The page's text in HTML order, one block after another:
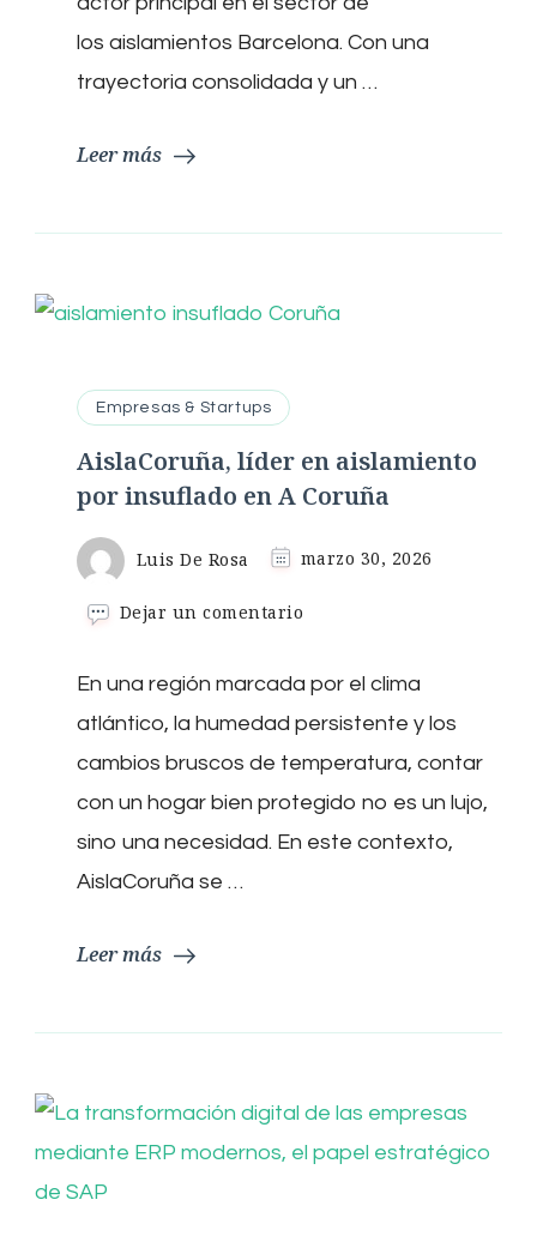
Barcelona
los aislamientos Barcelona. Con una
trayectoria consolidada y un …
Leer más
Empresas & Startups
AislaCoruña, líder en aislamiento
por insuflado en A Coruña
Luis De Rosa marzo 30, 2026
Dejar un comentario
en
aislamiento
por
insuflado
A
Coruña
En una región marcada por el clima
atlántico, la humedad persistente y los
cambios bruscos de temperatura, contar
con un hogar bien protegido no es un lujo,
sino una necesidad. En este contexto,
AislaCoruña se …
Leer más